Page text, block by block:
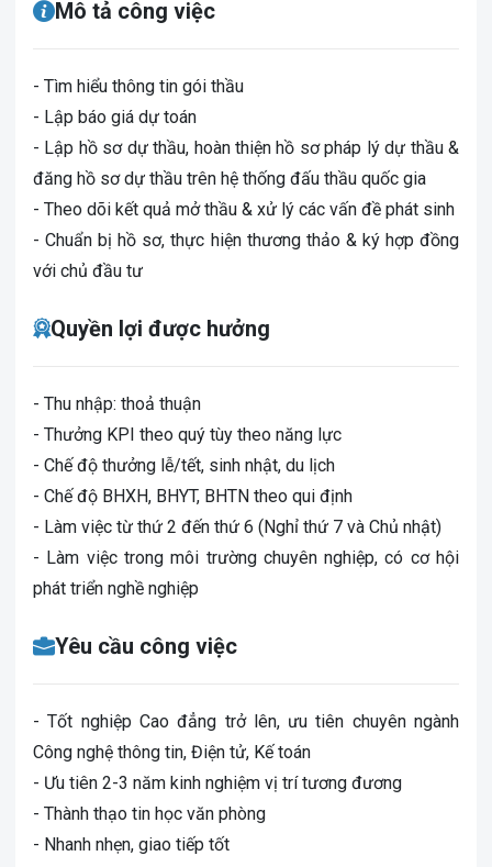
Mô tả công việc
- Tìm hiểu thông tin gói thầu
- Lập báo giá dự toán
- Lập hồ sơ dự thầu, hoàn thiện hồ sơ pháp lý dự thầu &
đăng hồ sơ dự thầu trên hệ thống đấu thầu quốc gia
- Theo dõi kết quả mở thầu & xử lý các vấn đề phát sinh
- Chuẩn bị hồ sơ, thực hiện thương thảo & ký hợp đồng
với chủ đầu tư
Quyền lợi được hưởng
- Thu nhập: thoả thuận
- Thưởng KPI theo quý tùy theo năng lực
- Chế độ thưởng lễ/tết, sinh nhật, du lịch
- Chế độ BHXH, BHYT, BHTN theo qui định
- Làm việc từ thứ 2 đến thứ 6 (Nghỉ thứ 7 và Chủ nhật)
- Làm việc trong môi trường chuyên nghiệp, có cơ hội
phát triển nghề nghiệp
Yêu cầu công việc
- Tốt nghiệp Cao đẳng trở lên, ưu tiên chuyên ngành
Công nghệ thông tin, Điện tử, Kế toán
- Ưu tiên 2-3 năm kinh nghiệm vị trí tương đương
- Thành thạo tin học văn phòng
- Nhanh nhẹn, giao tiếp tốt